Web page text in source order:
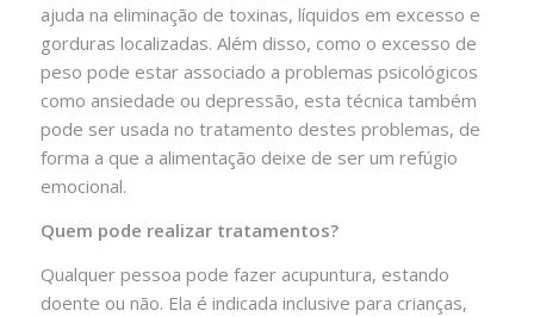
ajuda na eliminação de toxinas, líquidos em excesso e
gorduras localizadas. Além disso, como o excesso de
peso pode estar associado a problemas psicológicos
como ansiedade ou depressão, esta técnica também
pode ser usada no tratamento destes problemas, de
forma a que a alimentação deixe de ser um refúgio
emocional.
Quem pode realizar tratamentos?
Qualquer pessoa pode fazer acupuntura, estando
doente ou não. Ela é indicada inclusive para crianças,